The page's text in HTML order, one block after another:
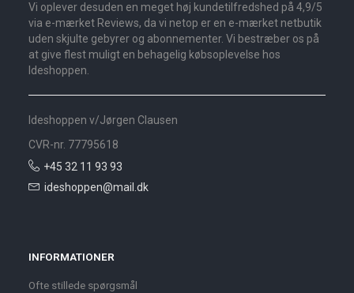
Vi oplever desuden en meget høj kundetilfredshed på 4,9/5
via e-mærket Reviews, da vi netop er en e-mærket netbutik
uden skjulte gebyrer og abonnementer. Vi bestræber os på
at give flest muligt en behagelig købsoplevelse hos
Ideshoppen.
Ideshoppen v/Jørgen Clausen
CVR-nr. 77795618
+45 32 11 93 93
ideshoppen@mail.dk
INFORMATIONER
Ofte stillede spørgsmål